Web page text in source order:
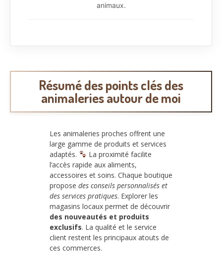
animaux.
Résumé des points clés des
animaleries autour de moi
Les animaleries proches offrent une
large gamme de produits et services
adaptés.
La proximité facilite
l’accès rapide aux aliments,
accessoires et soins. Chaque boutique
propose des conseils personnalisés et
des services pratiques. Explorer les
magasins locaux permet de découvrir
des nouveautés et produits
exclusifs. La qualité et le service
client restent les principaux atouts de
ces commerces.